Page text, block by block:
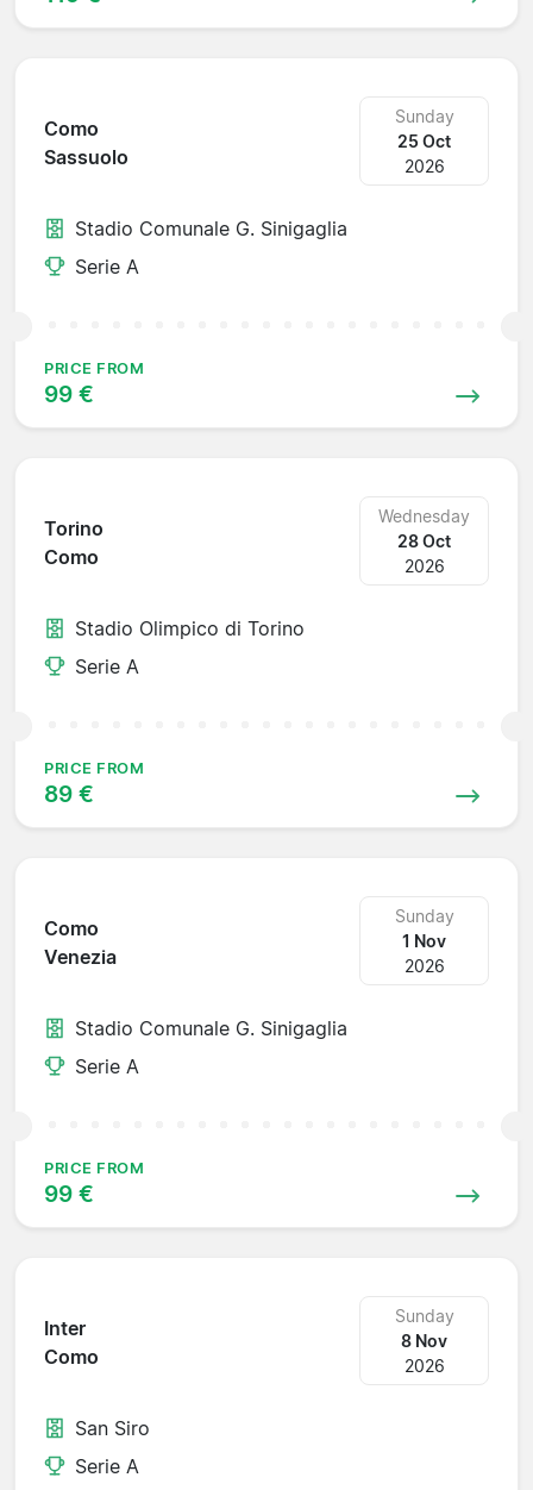
Como
Sassuolo
Sunday
25 Oct
2026
Stadio Comunale G. Sinigaglia
Serie A
PRICE FROM
99 €
Torino
Como
Wednesday
28 Oct
2026
Stadio Olimpico di Torino
Serie A
PRICE FROM
89 €
Como
Venezia
Sunday
1 Nov
2026
Stadio Comunale G. Sinigaglia
Serie A
PRICE FROM
99 €
Inter
Como
Sunday
8 Nov
2026
San Siro
Serie A